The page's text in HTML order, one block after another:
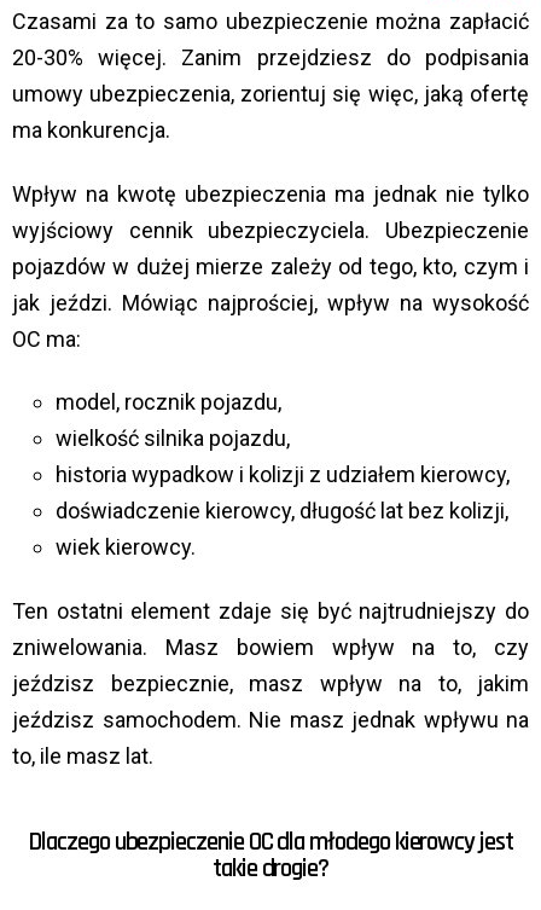
Czasami za to samo ubezpieczenie można zapłacić
20-30% więcej. Zanim przejdziesz do podpisania
umowy ubezpieczenia, zorientuj się więc, jaką ofertę
ma konkurencja.
Wpływ na kwotę ubezpieczenia ma jednak nie tylko
wyjściowy cennik ubezpieczyciela. Ubezpieczenie
pojazdów w dużej mierze zależy od tego, kto, czym i
jak jeździ. Mówiąc najprościej, wpływ na wysokość
OC ma:
model, rocznik pojazdu,
wielkość silnika pojazdu,
historia wypadkow i kolizji z udziałem kierowcy,
doświadczenie kierowcy, długość lat bez kolizji,
wiek kierowcy.
Ten ostatni element zdaje się być najtrudniejszy do
zniwelowania. Masz bowiem wpływ na to, czy
jeździsz bezpiecznie, masz wpływ na to, jakim
jeździsz samochodem. Nie masz jednak wpływu na
to, ile masz lat.
Dlaczego ubezpieczenie OC dla młodego kierowcy jest
takie drogie?